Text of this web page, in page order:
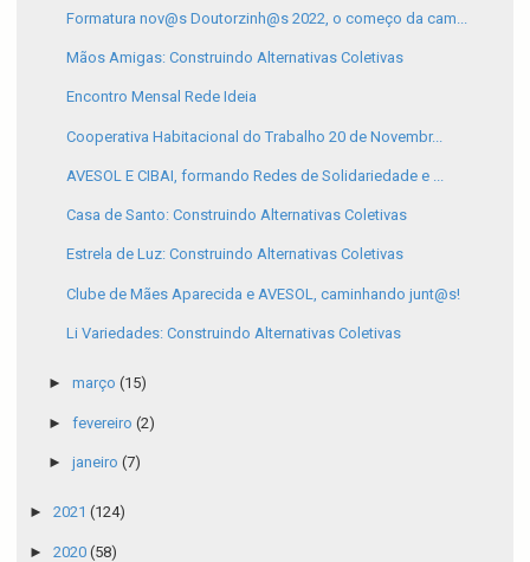
Formatura nov@s Doutorzinh@s 2022, o começo da cam...
Mãos Amigas: Construindo Alternativas Coletivas
Encontro Mensal Rede Ideia
Cooperativa Habitacional do Trabalho 20 de Novembr...
AVESOL E CIBAI, formando Redes de Solidariedade e ...
Casa de Santo: Construindo Alternativas Coletivas
Estrela de Luz: Construindo Alternativas Coletivas
Clube de Mães Aparecida e AVESOL, caminhando junt@s!
Li Variedades: Construindo Alternativas Coletivas
► março (15)
► fevereiro (2)
► janeiro (7)
► 2021 (124)
► 2020 (58)